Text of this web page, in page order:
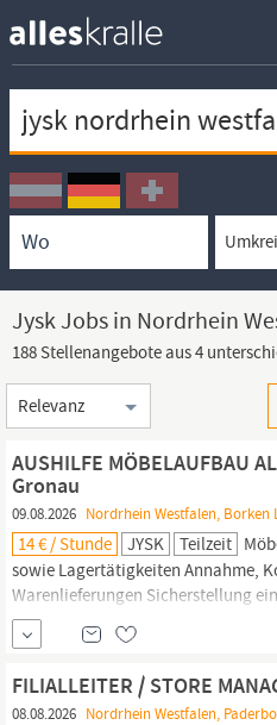
Ortssuche
Umkreissuche
Arbeitsform
Jysk Jobs in Nordrhein
188 Stellenangebote aus 4
Sortierung
AUSHILFE MÖBELAUFBAU
Gronau
09.08.2026 Nordrhein Westfalen, Borken
14 € / Stunde JYSK Teilzeit
sowie Lagertätigkeiten Annahme,
Warenlieferungen Sicherstellung
gepflegten Erscheinungsbildes
der Lagerordnung nach
-
MITBRINGEN Handwerkliches
Belastbarkeit sehr gute...
FILIALLEITER / STORE
08.08.2026 Nordrhein Westfalen,